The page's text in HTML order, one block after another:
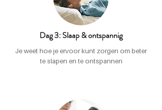
Dag 3: Slaap & ontspannig
Je weet hoe je ervoor kunt zorgen om beter
te slapen en te ontspannen